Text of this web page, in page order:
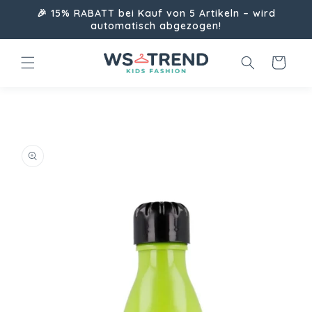
zum🎉 15% RABATT bei Kauf von 5 Artikeln – wird
automatisch abgezogen!
Warenkorb